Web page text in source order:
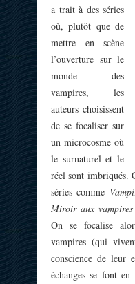
a trait à des séries
où, plutôt que de
mettre en scène
l’ouverture sur le
monde des
vampires, les
auteurs choisissent
de se focaliser sur
un microcosme où
le surnaturel et le
réel sont imbriqués.
séries comme
Miroir aux vampires
On se focalise
vampires (qui
conscience de leur
échanges se font